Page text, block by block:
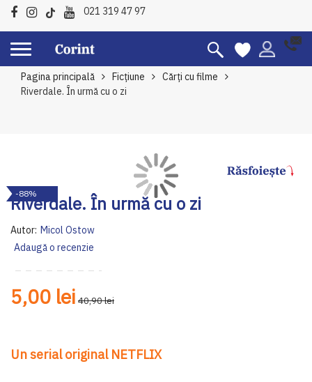
021 319 47 97
Pagina principală Ficțiune
Cărți cu filme
Riverdale. În urmă cu o zi
Riverdale. În urmă cu o zi
Autor: Micol Ostow
Adaugă o recenzie
5,00 lei 40,90 lei
Un serial original NETFLIX
to
the
end
of
the
images
-88%